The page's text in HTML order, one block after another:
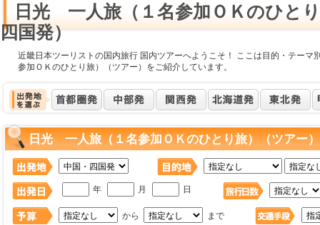
日光 一人旅（１名参加ＯＫのひと
四国発）
近畿日本ツーリストの国内旅行 国内ツアーへようこそ！ ここは目的・テー
参加ＯＫのひとり旅）（ツアー）をご紹介しています。
日光 一人旅（１名参加ＯＫのひとり旅）（ツアー
年 月 日
から まで